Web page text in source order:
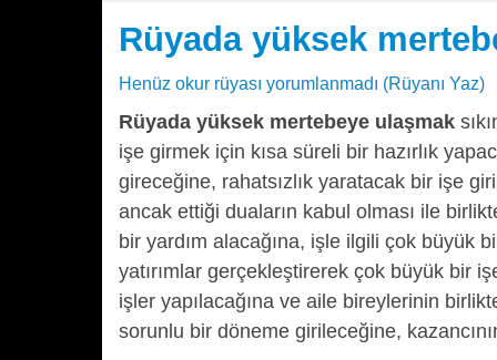
Rüyada yüksek
Henüz okur rüyası yorumlanmadı (Rüyanı Yaz)
Rüyada yüksek mertebeye ulaşmak
işe girmek için kısa süreli bir hazırlık
gireceğine, rahatsızlık yaratacak bir işe
ancak ettiği duaların kabul olması ile
bir yardım alacağına, işle ilgili çok büyük
yatırımlar gerçekleştirerek çok büyük bir
işler yapılacağına ve aile bireylerinin
sorunlu bir döneme girileceğine,